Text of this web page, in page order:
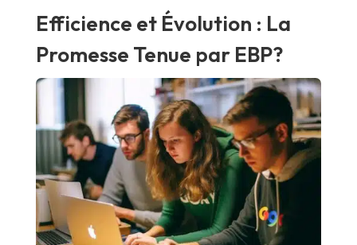
Efficience et Évolution : La
Promesse Tenue par EBP?